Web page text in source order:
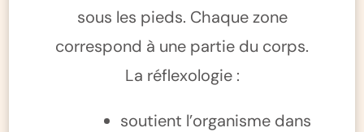
sous les pieds. Chaque zone
correspond à une partie du corps.
La réflexologie :
soutient l’organisme dans